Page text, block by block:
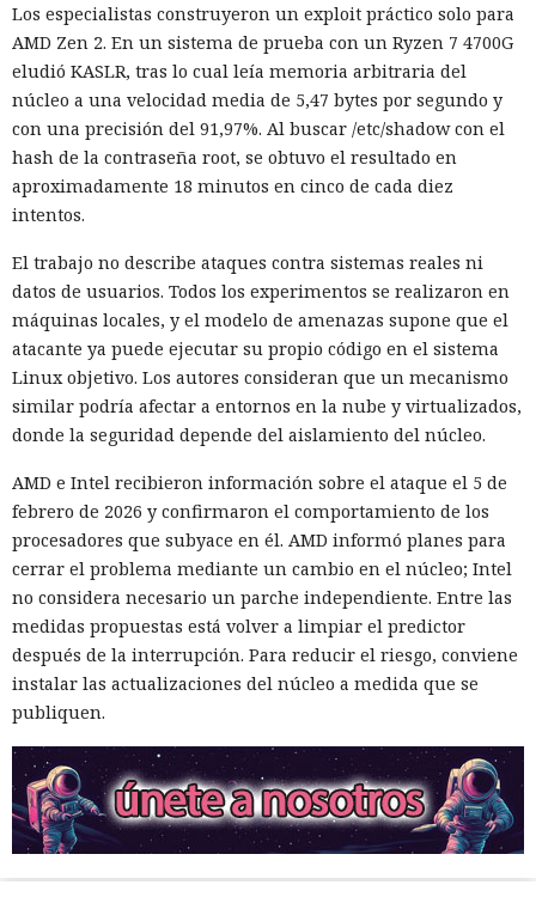
Los especialistas construyeron un exploit práctico solo para
AMD Zen 2. En un sistema de prueba con un Ryzen 7 4700G
eludió KASLR, tras lo cual leía memoria arbitraria del
núcleo a una velocidad media de 5,47 bytes por segundo y
con una precisión del 91,97%. Al buscar /etc/shadow con el
hash de la contraseña root, se obtuvo el resultado en
aproximadamente 18 minutos en cinco de cada diez
intentos.
El trabajo no describe ataques contra sistemas reales ni
datos de usuarios. Todos los experimentos se realizaron en
máquinas locales, y el modelo de amenazas supone que el
atacante ya puede ejecutar su propio código en el sistema
Linux objetivo. Los autores consideran que un mecanismo
similar podría afectar a entornos en la nube y virtualizados,
donde la seguridad depende del aislamiento del núcleo.
AMD e Intel recibieron información sobre el ataque el 5 de
febrero de 2026 y confirmaron el comportamiento de los
procesadores que subyace en él. AMD informó planes para
cerrar el problema mediante un cambio en el núcleo; Intel
no considera necesario un parche independiente. Entre las
medidas propuestas está volver a limpiar el predictor
después de la interrupción. Para reducir el riesgo, conviene
instalar las actualizaciones del núcleo a medida que se
publiquen.